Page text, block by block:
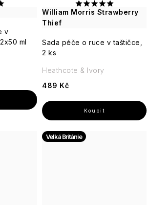
v
ml
William Morris Strawberry
Thief
Sada péče o ruce v taštičce,
2 ks
489 Kč
Heathcote & Ivory
Velká Británie